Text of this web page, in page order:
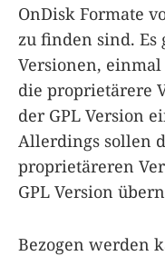
OnDisk Formate
zu finden sind.
Versionen,
die proprietärere
der GPL Version
Allerdings sollen
proprietäreren
GPL Version
Bezogen werden